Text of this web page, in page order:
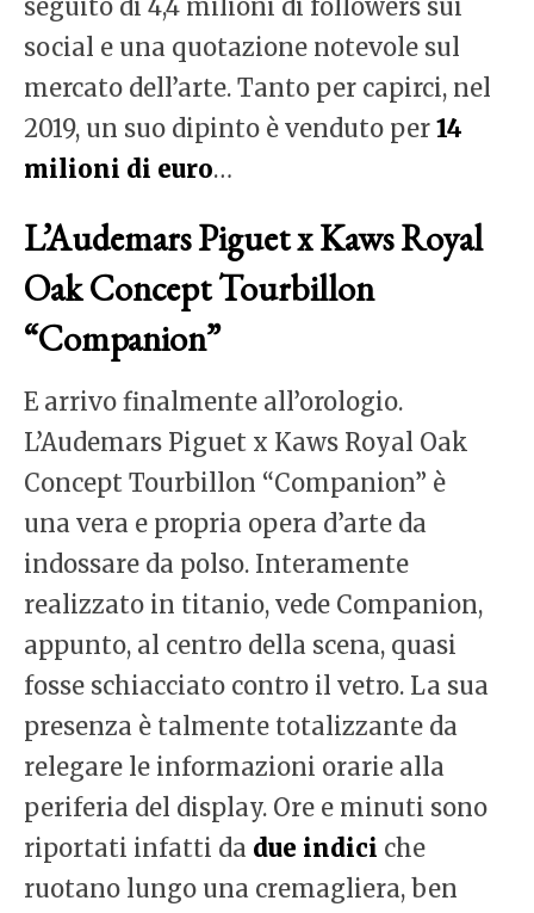
seguito di 4,4 milioni di followers sui
social e una quotazione notevole sul
mercato dell’arte. Tanto per capirci, nel
2019, un suo dipinto è venduto per 14
milioni di euro…
L’Audemars Piguet x Kaws Royal
Oak Concept Tourbillon
“Companion”
E arrivo finalmente all’orologio.
L’Audemars Piguet x Kaws Royal Oak
Concept Tourbillon “Companion” è
una vera e propria opera d’arte da
indossare da polso. Interamente
realizzato in titanio, vede Companion,
appunto, al centro della scena, quasi
fosse schiacciato contro il vetro. La sua
presenza è talmente totalizzante da
relegare le informazioni orarie alla
periferia del display. Ore e minuti sono
riportati infatti da due indici che
ruotano lungo una cremagliera, ben